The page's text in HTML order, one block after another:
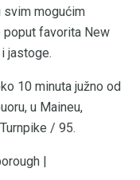
svim mogućim
poput favorita New
jastoge.
10 minuta južno od
u Maineu,
/ 95.
|